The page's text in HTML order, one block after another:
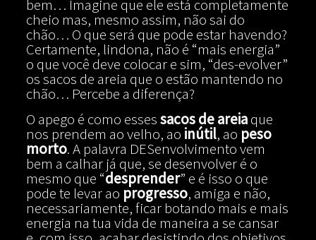
bem… Imagine que ele está completamente
cheio mas, mesmo assim, não sai do
chão… O que será que pode estar havendo?
Certamente, lindona, não é “mais energia”
o que você deve colocar e sim, “des-evolver”
os sacos de areia que o estão mantendo no
chão… Percebe a diferença?
O apego é como essessacos de areiaque
nos prendem ao velho, ao inútil, ao peso
morto. A palavra DESenvolvimento vem
bem a calhar já que, se desenvolver é o
mesmo que “desprender” e é isso o que
pode te levar ao progresso, amiga e não,
necessariamente, ficar botando mais e mais
energia na tua vida de maneira a se cansar